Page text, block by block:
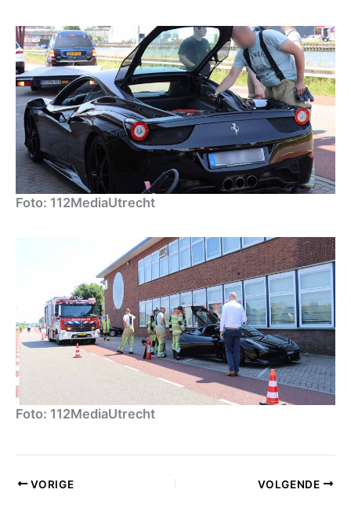
Foto: 112MediaUtrecht
Foto: 112MediaUtrecht
VORIGE VOLGENDE